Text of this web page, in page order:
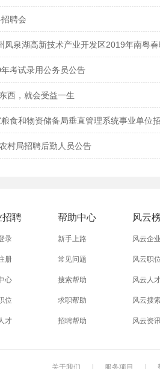
聘会
凤泉湖高新技术产业开发区2019年南粤
考试录用公务员公告
西，就会受益一生
食和物资储备局垂直管理系统事业单位
村局招聘后勤人员公告
招聘
录
册
心
位
才
帮助中心
新手上路
常见问题
搜索帮助
求职帮助
招聘帮助
风云
风云企
风云职
风云人
风云搜
风云资
关于我们 服务项目